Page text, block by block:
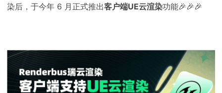
染后，于今年 6 月正式推出客户端UE云渲染功能🎉 🎉 🎉